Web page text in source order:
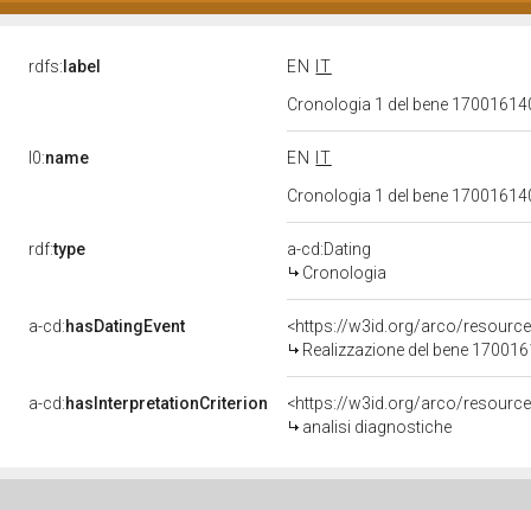
rdfs: label EN
IT
Cronologia 1 del bene
l0:name EN
IT
Cronologia 1 del bene
rdf:type
a-cd:Dating
Cronologia
a-cd:hasDatingEvent
<https://w3id.org/arco/
Realizzazione del bene
a-cd:hasInterpretationCriterion
<https://w3id.org/arco/
analisi diagnostiche